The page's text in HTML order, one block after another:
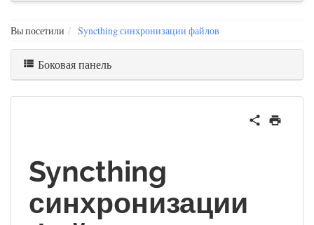
Вы посетили Syncthing синхронизации файлов
Боковая панель
Syncthing
синхронизации